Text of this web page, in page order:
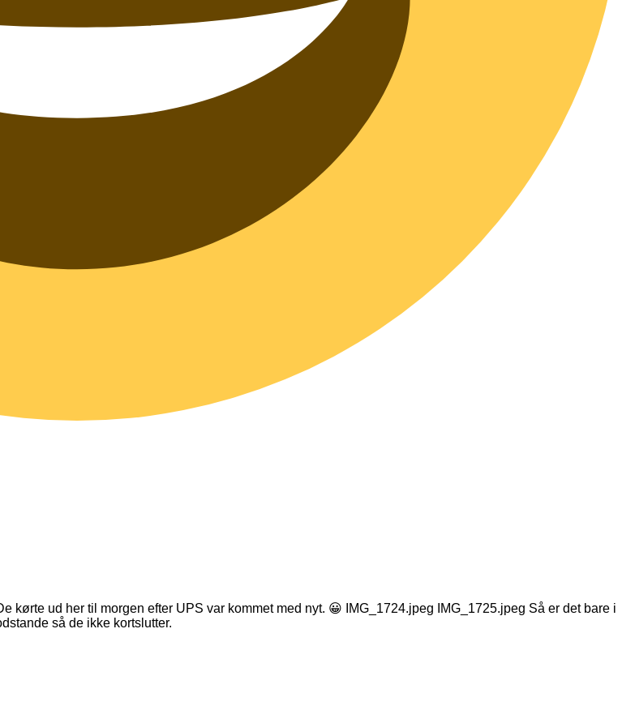
kørte ud her til morgen efter UPS var kommet med nyt. 😀 IMG_1724.jpeg IMG_1725.jpeg Så er det bare i
så de ikke kortslutter.